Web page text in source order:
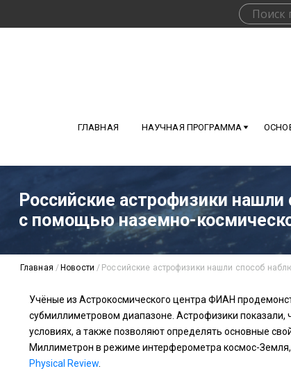
ГЛАВНАЯ НАУЧНАЯ ПРОГРАММА
Российские астрофизики
с помощью наземно-
Главная / Новости / Российские астрофизики нашли способ
Учёные из Астрокосмического центра ФИАН
субмиллиметровом диапазоне. Астрофизики
условиях, а также позволяют определять основные
Миллиметрон в режиме интерферометра космос-
Physical Review